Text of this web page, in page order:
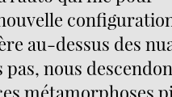
au-dessus des
nous
métamorphoses